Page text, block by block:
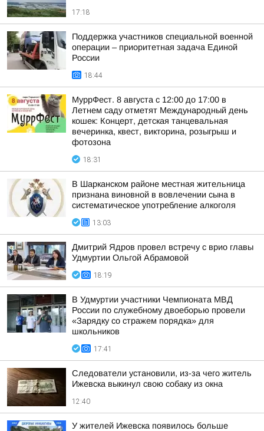
17:18
Поддержка участников специальной военной
операции – приоритетная задача Единой
России
18:44
МуррФест. 8 августа с 12:00 до 17:00 в
Летнем саду отметят Международный день
кошек: Концерт, детская танцевальная
вечеринка, квест, викторина, розыгрыш и
фотозона
18:31
В Шарканском районе местная жительница
признана виновной в вовлечении сына в
систематическое употребление алкоголя
13:03
Дмитрий Ядров провел встречу с врио главы
Удмуртии Ольгой Абрамовой
18:19
В Удмуртии участники Чемпионата МВД
России по служебному двоеборью провели
«Зарядку со стражем порядка» для
школьников
17:41
Следователи установили, из-за чего житель
Ижевска выкинул свою собаку из окна
12:40
У жителей Ижевска появилось больше